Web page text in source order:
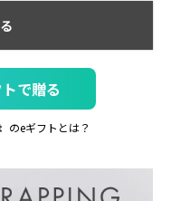
で贈る
のeギフトとは？